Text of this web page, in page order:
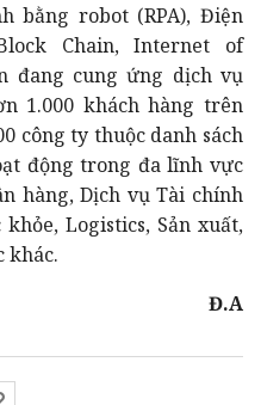
bằng robot (RPA), Điện
Chain, Internet of
đang cung ứng dịch vụ
1.000 khách hàng trên
công ty thuộc danh sách
động trong đa lĩnh vực
hàng, Dịch vụ Tài chính
Logistics, Sản xuất,
khác.
Đ.A